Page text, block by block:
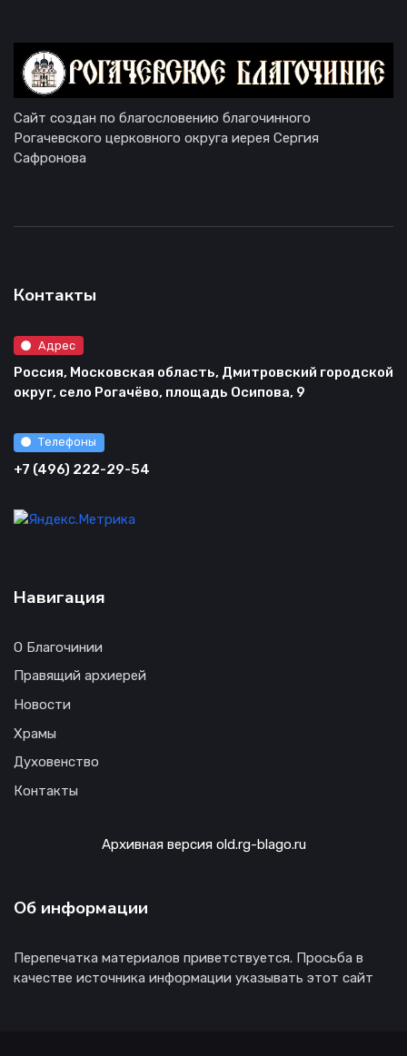
Сайт создан по благословению благочинного
Рогачевского церковного округа иерея Сергия
Сафронова
Контакты
Адрес
Россия, Московская область, Дмитровский городской
округ, село Рогачёво, площадь Осипова, 9
Телефоны
+7 (496) 222-29-54
Навигация
О Благочинии
Правящий архиерей
Новости
Храмы
Духовенство
Контакты
Архивная версия old.rg-blago.ru
Об информации
Перепечатка материалов приветствуется. Просьба в
качестве источника информации указывать этот сайт